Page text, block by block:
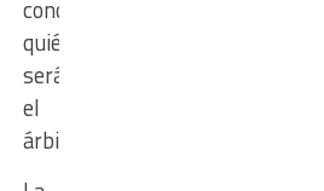
conocer
quién
será
el
árbitro.